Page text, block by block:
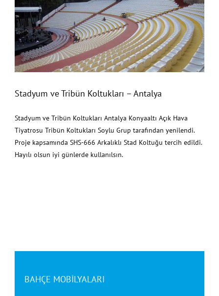
Stadyum ve Tribün Koltukları – Antalya
Stadyum ve Tribün Koltukları – Antalya
Stadyum ve Tribün Koltukları Antalya Konyaaltı Açık Hava
Tiyatrosu Tribün Koltukları Soylu Grup tarafından yenilendi.
Proje kapsamında SHS-666 Arkalıklı Stad Koltuğu tercih edildi.
Hayılı olsun iyi günlerde kullanılsın.
BAHÇE MOBİLYALARI